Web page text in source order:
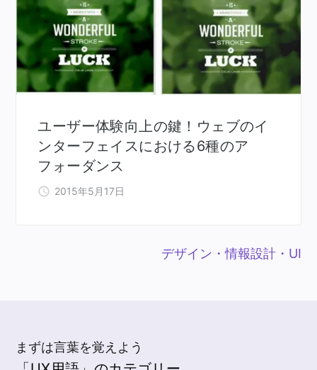
ユーザー体験向上の鍵！ウェブのイ
ンターフェイスにおける6種のア
フォーダンス
2015年5月17日
デザイン・情報設計・UI
まずは言葉を覚えよう